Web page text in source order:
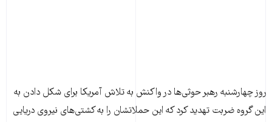
روز چهارشنبه رهبر حوثی‌ها در واکنش به تلاش آمریکا برای شکل دادن به
این گروه ضربت تهدید کرد که این حملاتشان را به کشتی‌های نیروی دریایی